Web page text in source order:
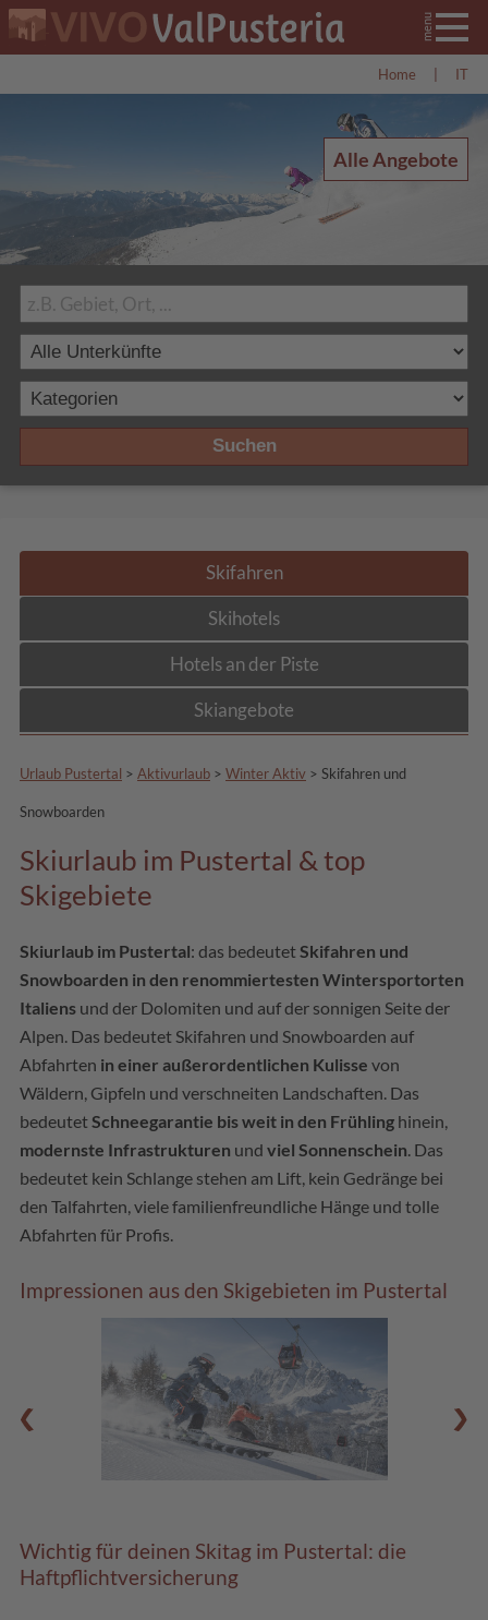
Home IT
Suchen
Alle Angebote
Skifahren
Skihotels
Hotels an der Piste
Skiangebote
Urlaub Pustertal > Aktivurlaub > Winter Aktiv > Skifahren und
Snowboarden
Skiurlaub im Pustertal & top
Skigebiete
Skiurlaub im Pustertal: das bedeutet Skifahren und
Snowboarden in den renommiertesten Wintersportorten
Italiens und der Dolomiten und auf der sonnigen Seite der
Alpen. Das bedeutet Skifahren und Snowboarden auf
Abfahrten in einer außerordentlichen Kulisse von
Wäldern, Gipfeln und verschneiten Landschaften. Das
bedeutet Schneegarantie bis weit in den Frühling hinein,
modernste Infrastrukturen und viel Sonnenschein . Das
bedeutet kein Schlange stehen am Lift, kein Gedränge bei
den Talfahrten, viele familienfreundliche Hänge und tolle
Abfahrten für Profis.
Impressionen aus den Skigebieten im Pustertal
Wichtig für deinen Skitag im Pustertal: die
Haftpflichtversicherung